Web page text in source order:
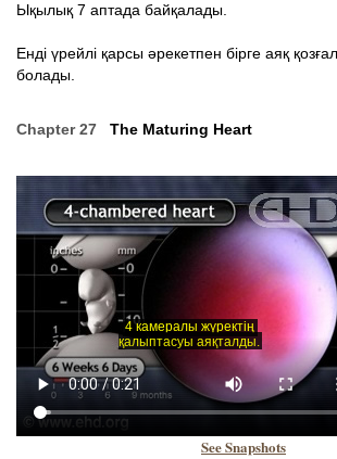
Ықылық 7 аптада байқалады.
Енді үрейлі қарсы әрекетпен бірге аяқ
болады.
Chapter 27 The Maturing Heart
See Snapshots